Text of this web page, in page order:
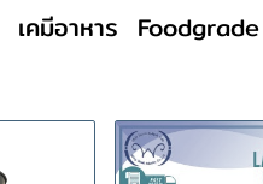
เคมีอาหาร Foodgrade